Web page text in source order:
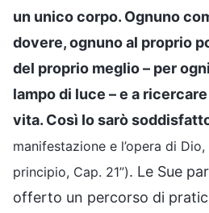
un unico corpo. Ognuno
dovere, ognuno al proprio
del proprio meglio – per
lampo di luce – e a
vita. Così Io sarò
manifestazione e l’opera di
principio, Cap. 21”). Le Sue
offerto un percorso di